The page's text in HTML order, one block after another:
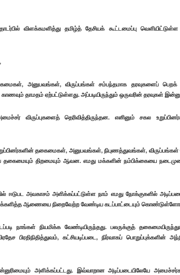
விளக்கமளித்து தமிழ்த் தேசியக் கூட்டமைப்பு
அனுபவங்கள், விருப்பங்கள் சம்பந்தமாக தரவுகளைப்
தாமதம் ஏற்பட்டுள்ளது. அப்படியிருந்தும் ஒருவரின் தரவுகள்
விருப்புகளைத் தெரிவித்திருந்தன. எனினும் சகல
தகைமைகள், அனுபவங்கள், நிபுணத்துவங்கள், விருப்பங்கள்
தகைமையும் திறமையும் ஆவன. எமது மக்களின் நம்பிக்கையை
ஈடுபட அவகாசம் அளிக்கப்பட்டுள்ள நாம் எமது நோக்குகளில்
ஆணையை நிறைவேற்ற வேண்டிய கடப்பாட்டையும்
நாங்கள் நியமிக்க வேண்டியிருந்தது. பலருக்குத்
பிரதிநிதித்துவம், கட்சியடிப்படை, நிர்வாகப்
அளிக்கப்பட்டது. இவ்வாறான அடிப்படையிலேயே